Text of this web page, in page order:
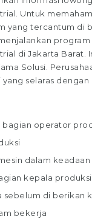
Untuk
yang tercantum di
di Jakarta
Solusi.
selaras
bagian operator
dalam keadaan
kepala
di berikan
bekerja